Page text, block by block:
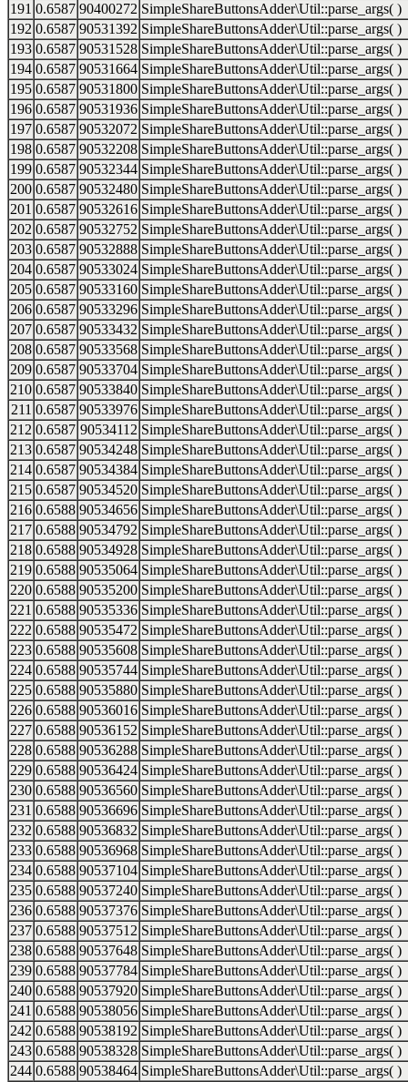
191 0.6587 90400272 SimpleShareButtonsAdder\Util::parse_args( )
192 0.6587 90531392 SimpleShareButtonsAdder\Util::parse_args( )
193 0.6587 90531528 SimpleShareButtonsAdder\Util::parse_args( )
194 0.6587 90531664 SimpleShareButtonsAdder\Util::parse_args( )
195 0.6587 90531800 SimpleShareButtonsAdder\Util::parse_args( )
196 0.6587 90531936 SimpleShareButtonsAdder\Util::parse_args( )
197 0.6587 90532072 SimpleShareButtonsAdder\Util::parse_args( )
198 0.6587 90532208 SimpleShareButtonsAdder\Util::parse_args( )
199 0.6587 90532344 SimpleShareButtonsAdder\Util::parse_args( )
200 0.6587 90532480 SimpleShareButtonsAdder\Util::parse_args( )
201 0.6587 90532616 SimpleShareButtonsAdder\Util::parse_args( )
202 0.6587 90532752 SimpleShareButtonsAdder\Util::parse_args( )
203 0.6587 90532888 SimpleShareButtonsAdder\Util::parse_args( )
204 0.6587 90533024 SimpleShareButtonsAdder\Util::parse_args( )
205 0.6587 90533160 SimpleShareButtonsAdder\Util::parse_args( )
206 0.6587 90533296 SimpleShareButtonsAdder\Util::parse_args( )
207 0.6587 90533432 SimpleShareButtonsAdder\Util::parse_args( )
208 0.6587 90533568 SimpleShareButtonsAdder\Util::parse_args( )
209 0.6587 90533704 SimpleShareButtonsAdder\Util::parse_args( )
210 0.6587 90533840 SimpleShareButtonsAdder\Util::parse_args( )
211 0.6587 90533976 SimpleShareButtonsAdder\Util::parse_args( )
212 0.6587 90534112 SimpleShareButtonsAdder\Util::parse_args( )
213 0.6587 90534248 SimpleShareButtonsAdder\Util::parse_args( )
214 0.6587 90534384 SimpleShareButtonsAdder\Util::parse_args( )
215 0.6587 90534520 SimpleShareButtonsAdder\Util::parse_args( )
216 0.6588 90534656 SimpleShareButtonsAdder\Util::parse_args( )
217 0.6588 90534792 SimpleShareButtonsAdder\Util::parse_args( )
218 0.6588 90534928 SimpleShareButtonsAdder\Util::parse_args( )
219 0.6588 90535064 SimpleShareButtonsAdder\Util::parse_args( )
220 0.6588 90535200 SimpleShareButtonsAdder\Util::parse_args( )
221 0.6588 90535336 SimpleShareButtonsAdder\Util::parse_args( )
222 0.6588 90535472 SimpleShareButtonsAdder\Util::parse_args( )
223 0.6588 90535608 SimpleShareButtonsAdder\Util::parse_args( )
224 0.6588 90535744 SimpleShareButtonsAdder\Util::parse_args( )
225 0.6588 90535880 SimpleShareButtonsAdder\Util::parse_args( )
226 0.6588 90536016 SimpleShareButtonsAdder\Util::parse_args( )
227 0.6588 90536152 SimpleShareButtonsAdder\Util::parse_args( )
228 0.6588 90536288 SimpleShareButtonsAdder\Util::parse_args( )
229 0.6588 90536424 SimpleShareButtonsAdder\Util::parse_args( )
230 0.6588 90536560 SimpleShareButtonsAdder\Util::parse_args( )
231 0.6588 90536696 SimpleShareButtonsAdder\Util::parse_args( )
232 0.6588 90536832 SimpleShareButtonsAdder\Util::parse_args( )
233 0.6588 90536968 SimpleShareButtonsAdder\Util::parse_args( )
234 0.6588 90537104 SimpleShareButtonsAdder\Util::parse_args( )
235 0.6588 90537240 SimpleShareButtonsAdder\Util::parse_args( )
236 0.6588 90537376 SimpleShareButtonsAdder\Util::parse_args( )
237 0.6588 90537512 SimpleShareButtonsAdder\Util::parse_args( )
238 0.6588 90537648 SimpleShareButtonsAdder\Util::parse_args( )
239 0.6588 90537784 SimpleShareButtonsAdder\Util::parse_args( )
240 0.6588 90537920 SimpleShareButtonsAdder\Util::parse_args( )
241 0.6588 90538056 SimpleShareButtonsAdder\Util::parse_args( )
242 0.6588 90538192 SimpleShareButtonsAdder\Util::parse_args( )
243 0.6588 90538328 SimpleShareButtonsAdder\Util::parse_args( )
244 0.6588 90538464 SimpleShareButtonsAdder\Util::parse_args( )